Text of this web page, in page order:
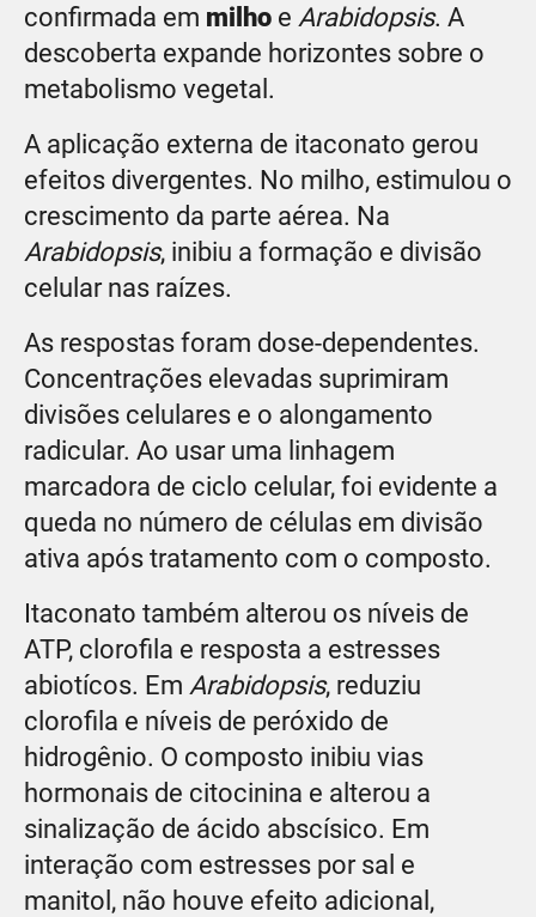
confirmada em milho e Arabidopsis. A
descoberta expande horizontes sobre o
metabolismo vegetal.
A aplicação externa de itaconato gerou
efeitos divergentes. No milho, estimulou o
crescimento da parte aérea. Na
Arabidopsis, inibiu a formação e divisão
celular nas raízes.
As respostas foram dose-dependentes.
Concentrações elevadas suprimiram
divisões celulares e o alongamento
radicular. Ao usar uma linhagem
marcadora de ciclo celular, foi evidente a
queda no número de células em divisão
ativa após tratamento com o composto.
Itaconato também alterou os níveis de
ATP, clorofila e resposta a estresses
abiotícos. Em Arabidopsis, reduziu
clorofila e níveis de peróxido de
hidrogênio. O composto inibiu vias
hormonais de citocinina e alterou a
sinalização de ácido abscísico. Em
interação com estresses por sal e
manitol, não houve efeito adicional,